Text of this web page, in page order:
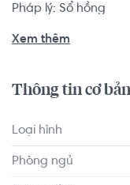
Pháp lý: Sổ hồng
tâm Quận 5: Lý
Căn hộ có vị trí
Xem thêm
Thông tin cơ bản
Loại hình
Phòng ngủ